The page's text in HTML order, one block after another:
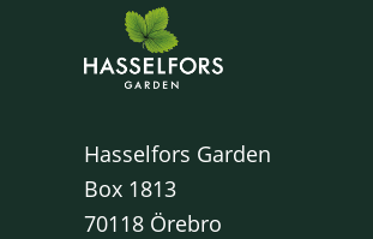
Hasselfors Garden
Box 1813
70118 Örebro